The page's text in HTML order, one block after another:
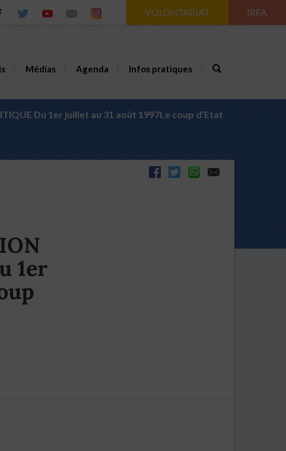
VOLONTARIAT IRFA
Médias Agenda Infos pratiques
Du 1er juillet au 31 août 1997Le coup d’Etat
1er